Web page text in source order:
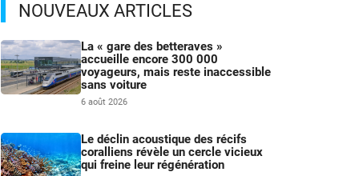
NOUVEAUX ARTICLES
La « gare des betteraves »
accueille encore 300 000
voyageurs, mais reste inaccessible
sans voiture
6 août 2026
Le déclin acoustique des récifs
coralliens révèle un cercle vicieux
qui freine leur régénération